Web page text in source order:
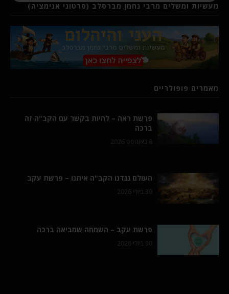
מעשיות ומשלים מרבי נחמן מברסלב (סרטוני אנימציה)
מאמרים פופולריים
פרשת ראה – להיות בקשר עם הקב"ה זה
ברכה
6 באוגוסט 2026
העולם נגדנו הקב"ה איתנו – פרשת עקב
30 ביולי 2026
פרשת עקב – השמחה שמביאה ברכה
30 ביולי 2026